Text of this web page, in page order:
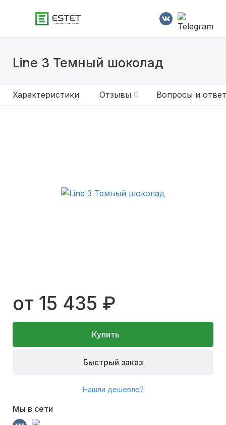
Line 3 Темный шоколад
Характеристики Отзывы 0 Вопросы и
от 15 435 ₽
Купить
Быстрый заказ
Нашли дешевле?
Мы в сети